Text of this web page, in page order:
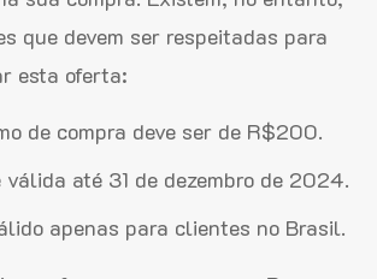
que devem ser respeitadas para
esta oferta:
de compra deve ser de R$200.
até 31 de dezembro de 2024.
apenas para clientes no Brasil.